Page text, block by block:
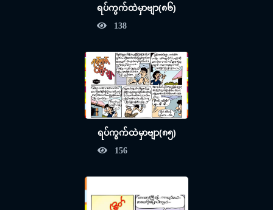
ရပ်ကွက်ထဲမှာဗျာ(၈၆)
138
ရပ်ကွက်ထဲမှာဗျာ(၈၅)
156